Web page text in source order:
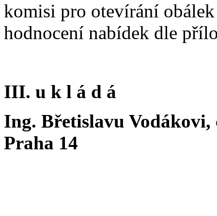
komisi pro otevírání
hodnocení nabídek dle
III. u k l á d á
Ing. Břetislavu Vodákovi,
Praha 14